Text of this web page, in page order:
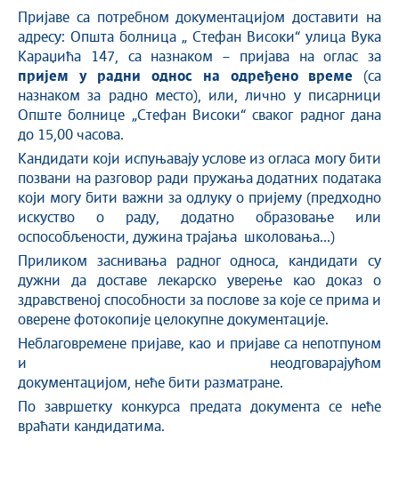
Пријаве са потребном документацијом доставити на
адресу: Општа болница „ Стефан Високи“ улица Вука
Караџића 147, са назнаком – пријава на оглас за
пријем у радни однос на одређено време (са
назнаком за радно место), или, лично у писарници
Опште болнице „Стефан Високи“ сваког радног дана
до 15,00 часова.
Кандидати који испуњавају услове из огласа могу бити
позвани на разговор ради пружања додатних података
који могу бити важни за одлуку о пријему (предходно
искуство о раду, додатно образовање или
оспособљености, дужина трајања школовања...)
Приликом заснивања радног односа, кандидати су
дужни да доставе лекарско уверење као доказ о
здравственој способности за послове за које се прима и
оверене фотокопије целокупне документације.
Неблаговремене пријаве, као и пријаве са непотпуном
и неодговарајућом
документацијом, неће бити разматране.
По завршетку конкурса предата документа се неће
враћати кандидатима.